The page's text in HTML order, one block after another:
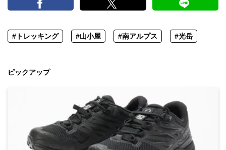
#トレッキング #山小屋 #南アルプス #光岳
ピックアップ